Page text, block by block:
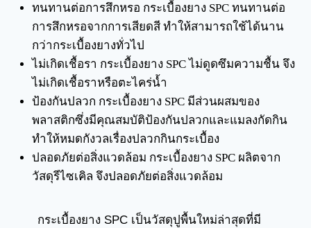
ทนทานต่อการสึกหรอ กระเบื้องยาง SPC ทนทานต่อ
การสึกหรอจากการเสียดสี ทำให้สามารถใช้ได้นาน
กว่ากระเบื้องยางทั่วไป
ไม่เกิดเชื้อรา กระเบื้องยาง SPC ไม่ดูดซึมความชื้น จึง
ไม่เกิดเชื้อราหรือตะไคร่น้ำ
ป้องกันปลวก กระเบื้องยาง SPC มีส่วนผสมของ
พลาสติกซึ่งมีคุณสมบัติป้องกันปลวกและแมลงกัดกิน
ทำให้หมดกังวลเรื่องปลวกกินกระเบื้อง
ปลอดภัยต่อสิ่งแวดล้อม กระเบื้องยาง SPC ผลิตจาก
วัสดุรีไซเคิล จึงปลอดภัยต่อสิ่งแวดล้อม
กระเบื้องยาง SPC เป็นวัสดุปูพื้นใหม่ล่าสุดที่มี